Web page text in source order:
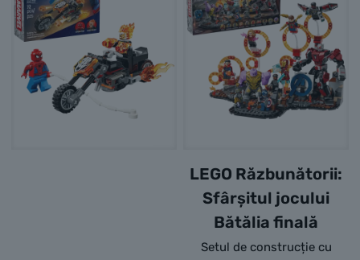
LEGO Răzbunătorii:
Sfârșitul jocului
Bătălia finală
Setul de construcție cu